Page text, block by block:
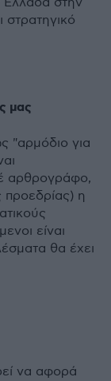
στρατηγικό
μας
"αρμόδιο για
αρθρογράφο,
προεδρίας) η
είναι
θα έχει
να αφορά